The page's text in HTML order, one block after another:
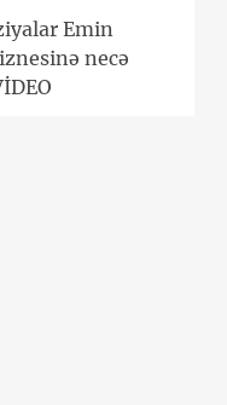
Emin
necə